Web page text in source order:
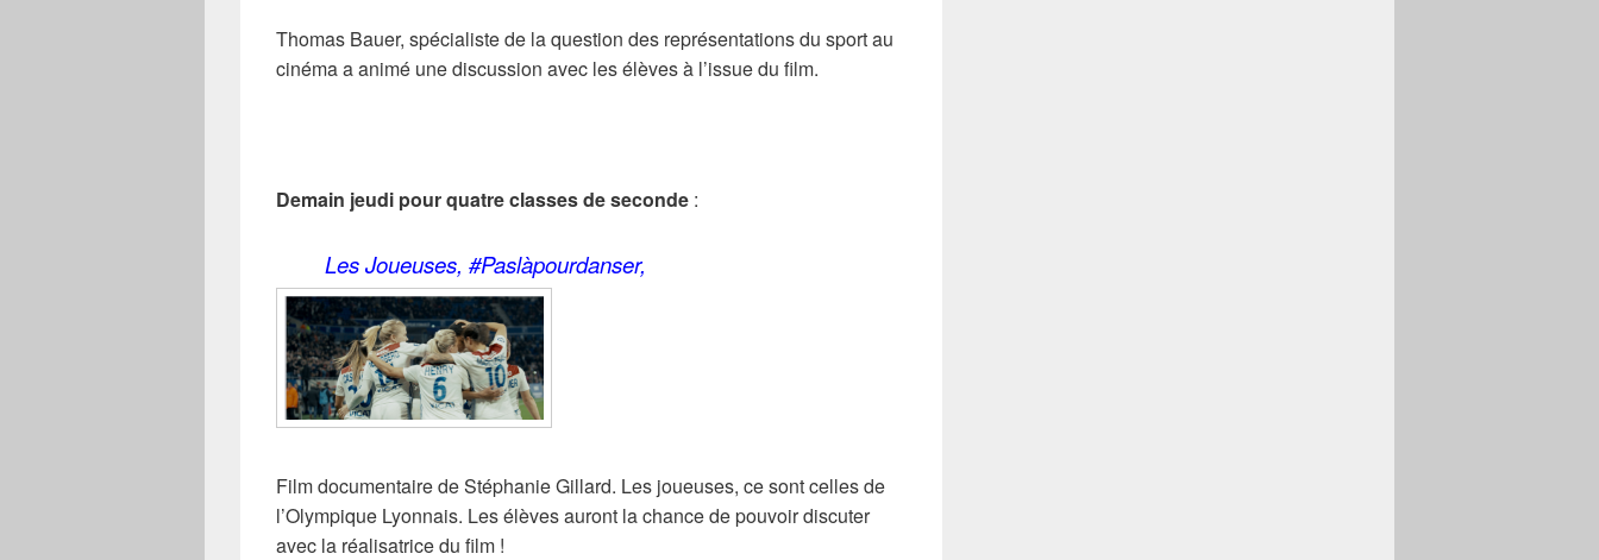
Thomas Bauer, spécialiste de la question des représentations du sportau
cinéma a animé une discussion avec les élèves à l’issue du film.
Demain jeudi pour quatre classes de seconde :
Les Joueuses, #Paslàpourdanser,
Film documentaire deStéphanie Gillard. Les joueuses, ce sont celles de
l’Olympique Lyonnais. Les élèves auront la chance de pouvoir discuter
avec la réalisatrice du film !